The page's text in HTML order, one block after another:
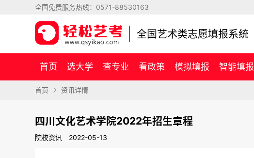
全国免费服务热线： 0571-88530163
全国艺术类志愿填报系统
首页 选大学 查专业 看政策 模拟填报 智能填报
首页 资讯详情
四川文化艺术学院2022年招生章程
院校资讯 2022-05-13